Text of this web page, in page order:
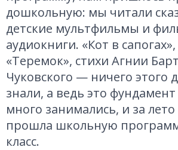
дошкольную: мы читали
детские мультфильмы и
аудиокниги. «Кот в
«Теремок», стихи Агнии
Чуковского — ничего этого
знали, а ведь это
много занимались, и за
прошла школьную
класс.